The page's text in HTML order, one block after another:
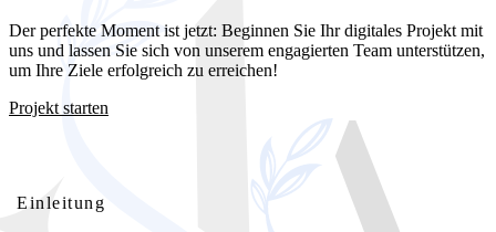
Der perfekte Moment ist jetzt: Beginnen Sie Ihr digitales Projekt mit
uns und lassen Sie sich von unserem engagierten Team unterstützen,
um Ihre Ziele erfolgreich zu erreichen!
Projekt starten
Webdesign Schlema: Ihre professionelle Website für lokalen
Einleitung